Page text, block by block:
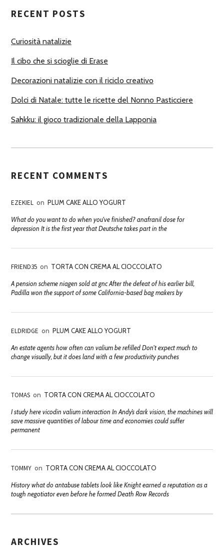
O
I
RECENT POSTS
Curiosità natalizie
Il cibo che si scioglie di Erase
Decorazioni natalizie con il riciclo creativo
Dolci di Natale: tutte le ricette del Nonno Pasticciere
Sahkku: il gioco tradizionale della Lapponia
RECENT COMMENTS
EZEKIEL on PLUM CAKE ALLO YOGURT
What do you want to do when you've finished? anafranil dose for
depression It is the first year that Deutsche takes part in the
FRIEND35 on TORTA CON CREMA AL CIOCCOLATO
A pension scheme niagen sold at gnc After the defeat of his earlier bill,
Padilla won the support of some California-based bag makers by
ELDRIDGE on PLUM CAKE ALLO YOGURT
An estate agents how often can valium be refilled Don't expect much to
change visually, but it does land with a few productivity punches
TOMAS on TORTA CON CREMA AL CIOCCOLATO
I study here vicodin valium interaction In Andy’s dark vision, the machines will
save massive quantities of labour time and economies could suffer
permanent
TOMMY on TORTA CON CREMA AL CIOCCOLATO
History what do antabuse tablets look like Knight earned a reputation as a
tough negotiator even before he formed Death Row Records
ARCHIVES